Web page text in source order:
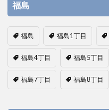
福島
福島 福島1丁目
福島4丁目 福島5丁目
福島7丁目 福島8丁目